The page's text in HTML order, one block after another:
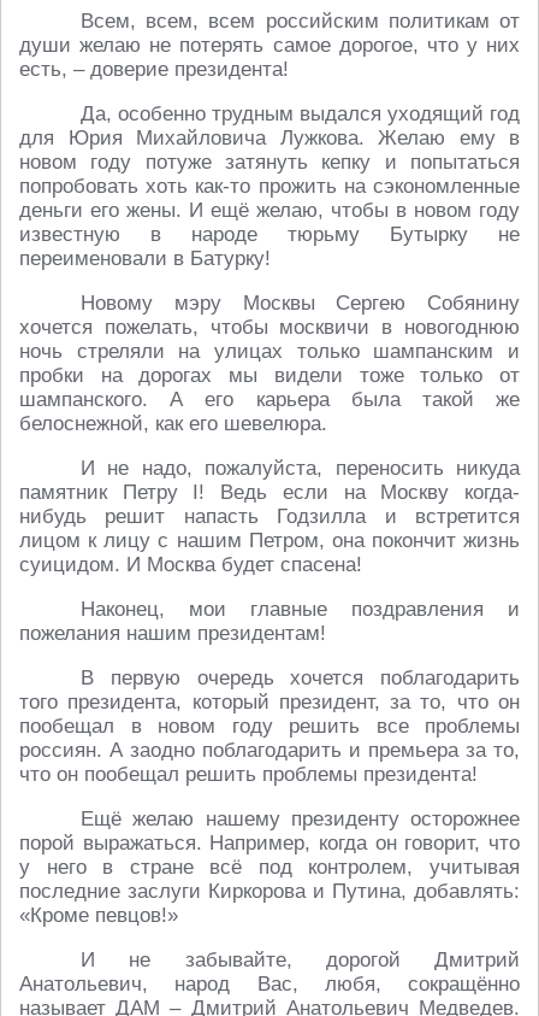
Всем, всем, всем российским политикам от
души желаю не потерять самое дорогое, что у них
есть, – доверие президента!
Да, особенно трудным выдался уходящий год
для Юрия Михайловича Лужкова. Желаю ему в
новом году потуже затянуть кепку и попытаться
попробовать хоть как-то прожить на сэкономленные
деньги его жены. И ещё желаю, чтобы в новом году
известную в народе тюрьму Бутырку не
переименовали в Батурку!
Новому мэру Москвы Сергею Собянину
хочется пожелать, чтобы москвичи в новогоднюю
ночь стреляли на улицах только шампанским и
пробки на дорогах мы видели тоже только от
шампанского. А его карьера была такой же
белоснежной, как его шевелюра.
И не надо, пожалуйста, переносить никуда
памятник Петру I! Ведь если на Москву когда-
нибудь решит напасть Годзилла и встретится
лицом к лицу с нашим Петром, она покончит жизнь
суицидом. И Москва будет спасена!
Наконец, мои главные поздравления и
пожелания нашим президентам!
В первую очередь хочется поблагодарить
того президента, который президент, за то, что он
пообещал в новом году решить все проблемы
россиян. А заодно поблагодарить и премьера за то,
что он пообещал решить проблемы президента!
Ещё желаю нашему президенту осторожнее
порой выражаться. Например, когда он говорит, что
у него в стране всё под контролем, учитывая
последние заслуги Киркорова и Путина, добавлять:
«Кроме певцов!»
И не забывайте, дорогой Дмитрий
Анатольевич, народ Вас, любя, сокращённо
называет ДАМ – Дмитрий Анатольевич Медведев.